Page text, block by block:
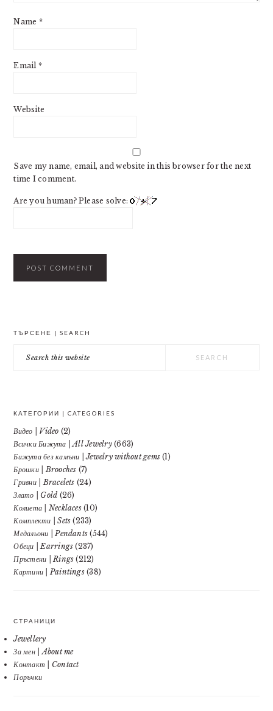
Name *
Email *
Website
Save my name, email, and website in this browser for the next
time I comment.
Are you human? Please solve:
ТЪРСЕНЕ | SEARCH
this
КАТЕГОРИИ | CATEGORIES
Видео | Video (2)
Всички Бижута | All Jewelry(663)
Бижута без камъни | Jewelry without gems (1)
Брошки | Brooches (7)
Гривни | Bracelets (24)
Злато | Gold (26)
Колиета | Necklaces(10)
Комплекти | Sets (233)
Медальони | Pendants (544)
Обеци | Earrings (237)
Пръстени | Rings (212)
Картини | Paintings(38)
СТРАНИЦИ
Jewellery
За мен | About me
Контакт | Contact
Поръчки